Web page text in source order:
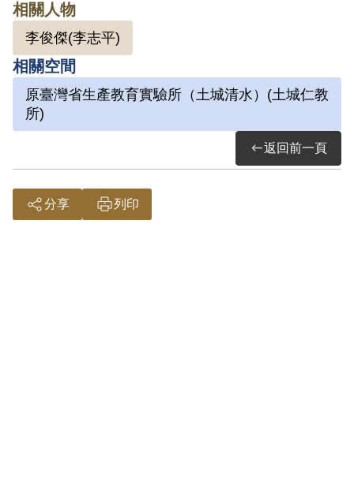
2004年5月經第3屆第18次董監事會審核通
過予以補償。補償理由為原判決認定其參
加叛亂組織，係以其之自白為唯一依據，
此外無其他具體佐證，故認本案非有實
據。
2019年2月經促轉會公告撤銷判決處分。
相關人物
李俊傑(李志平)
相關空間
原臺灣省生產教育實驗所（土城清水）(土城仁教
所)
返回前一頁
分享 列印